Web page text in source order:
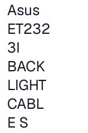
Asus
ET232
3I
BACK
LIGHT
CABL
E S